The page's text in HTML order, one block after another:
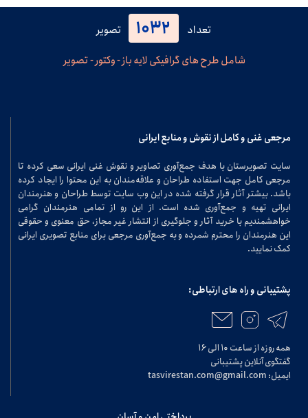
تعداد 1032
تصویر
شامل طرح های گرافیکی لایه باز - وکتور - تصویر
مرجعی غنی و کامل از نقوش و منابع ایرانی
سایت تصویرستان با هدف جمع‌آوری تصاویر و نقوش غنی ایرانی سعی کرده تا
مرجعی کامل جهت استفاده طراحان و علاقه‌مندان به این محتوا را ایجاد کرده
باشد. بیشتر آثار قرار گرفته شده در این وب سایت توسط طراحان و هنرمندان
ایرانی تهیه و جمع‌آوری شده است. از این رو از تمامی هنرمندان گرامی
خواهشمندیم با خرید آثار و جلوگیری از انتشار غیر مجاز، حق معنوی و حقوقی
این هنرمندان را محترم شمرده و به جمع‌آوری مرجعی برای منابع تصویری ایرانی
کمک نمایید.
پشتیبانی و راه های ارتباطی:
همه روزه از ساعت ۱۰ الی ۱۶
گفتگوی آنلاین پشتیبانی
ایمیل: tasvirestan.com@gmail.com